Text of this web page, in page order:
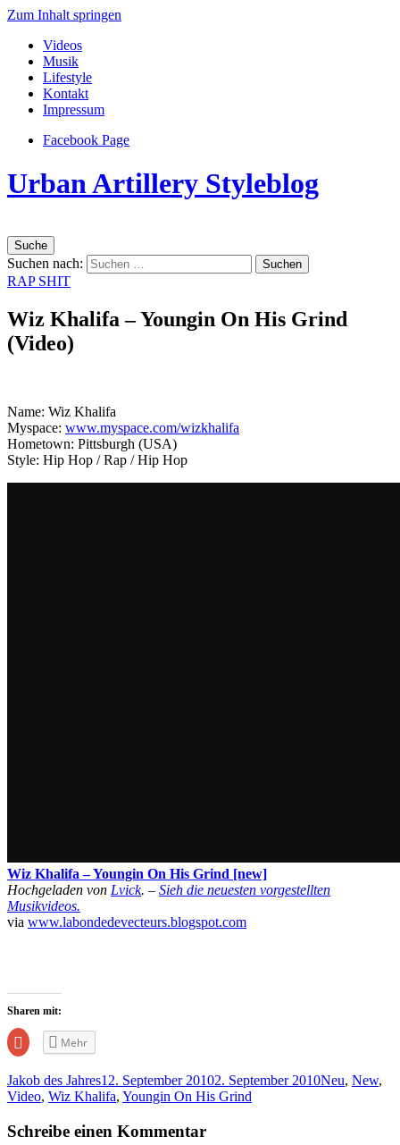
Zum Inhalt springen
Videos
Musik
Lifestyle
Kontakt
Impressum
Facebook Page
Urban Artillery Styleblog
Suche
Suchen nach:
RAP SHIT
Wiz Khalifa – Youngin On His Grind
(Video)
Name: Wiz Khalifa
Myspace: www.myspace.com/wizkhalifa
Hometown: Pittsburgh (USA)
Style: Hip Hop / Rap / Hip Hop
Wiz Khalifa – Youngin On His Grind [new]
Hochgeladen von Lvick. – Sieh die neuesten vorgestellten
Musikvideos.
via www.labondedevecteurs.blogspot.com
Sharen mit:
Zum
Teilen
anklicken
(Wird
in
Fenster
geöffnet)
Mehr
Jakob des Jahres12. September 20102. September 2010Neu, New,
Video, Wiz Khalifa, Youngin On His Grind
Schreibe einen Kommentar